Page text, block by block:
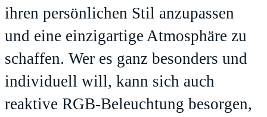
ihren persönlichen Stil anzupassen
und eine einzigartige Atmosphäre zu
schaffen. Wer es ganz besonders und
individuell will, kann sich auch
reaktive RGB-Beleuchtung besorgen,